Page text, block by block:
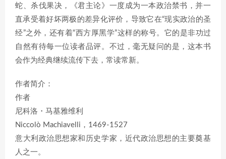
蛇、杀伐果决，《君主论》一度成为一本政治禁书，并一
直承受着好坏两极的差异化评价，导致它在“现实政治的圣
经”之外，还有着“西方厚黑学”这样的称号。它的是非功过
自然有待每一位读者品评。不过，毫无疑问的是，这本书
会作为经典继续流传下去，常读常新。
作者简介：
作者
尼科洛・马基雅维利
Niccolò Machiavelli，1469-1527
意大利政治思想家和历史学家，近代政治思想的主要奠基
人之一。